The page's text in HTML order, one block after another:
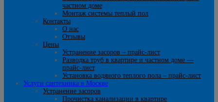
частном доме
Монтаж системы теплый пол
Контакты
О нас
Отзывы
Цены
Устранение засоров – прайс-лист
Разводка труб в квартире и частном доме —
прайс-лист
Установка водяного теплого пола – прайс-лист
Услуги сантехника в Москве
Устранение засоров
Прочистка канализации в квартире